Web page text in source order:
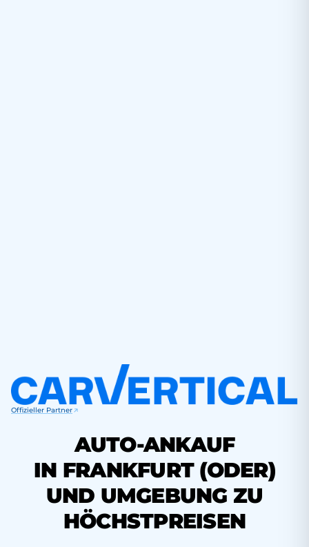
Offizieller Partner
AUTO-ANKAUF
IN FRANKFURT (ODER)
UND UMGEBUNG ZU
HÖCHSTPREISEN